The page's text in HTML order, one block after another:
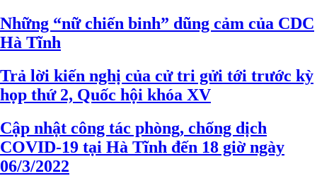
Những “nữ chiến binh” dũng cảm của CDC
Hà Tĩnh
Trả lời kiến nghị của cử tri gửi tới trước kỳ
họp thứ 2, Quốc hội khóa XV
Cập nhật công tác phòng, chống dịch
COVID-19 tại Hà Tĩnh đến 18 giờ ngày
06/3/2022